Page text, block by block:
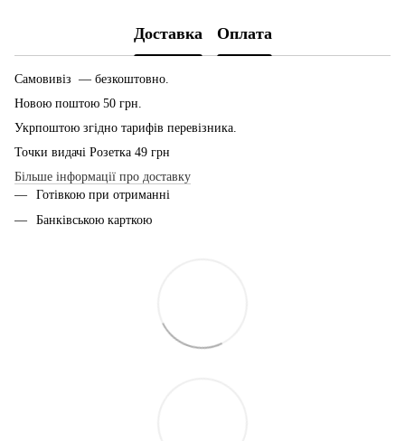
Доставка Оплата
Самовивіз — безкоштовно.
Новою поштою 50 грн.
Укрпоштою згідно тарифів перевізника.
Точки видачі Розетка 49 грн
Більше інформації про доставку
Готівкою при отриманні
Банківською карткою